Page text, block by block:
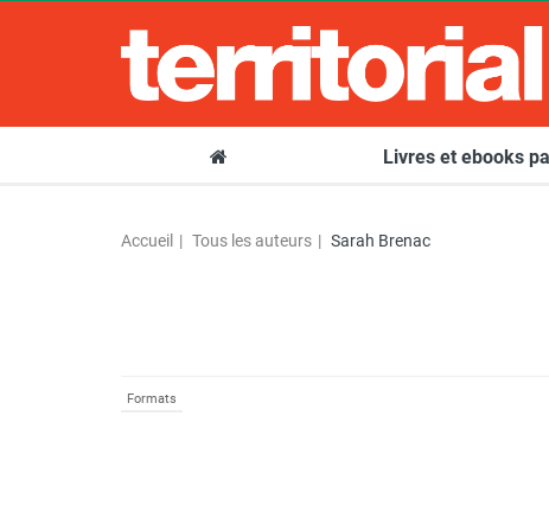
Livres et ebooks
Accueil Tous les auteurs Sarah Brenac
Formats